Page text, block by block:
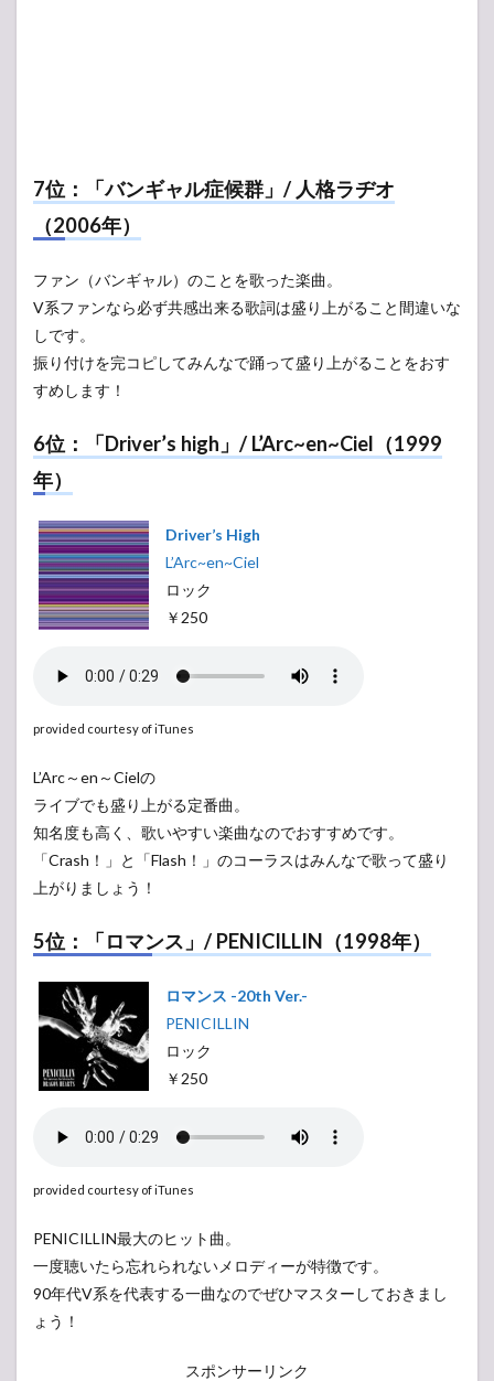
7位：「バンギャル症候群」/ 人格ラヂオ
（2006年）
ファン（バンギャル）のことを歌った楽曲。
V系ファンなら必ず共感出来る歌詞は盛り上がること間違いな
しです。
振り付けを完コピしてみんなで踊って盛り上がることをおす
すめします！
6位：「Driver’s high」/ L’Arc~en~Ciel（1999
年）
Driver’s High
L’Arc~en~Ciel
ロック
￥250
provided courtesy of iTunes
L’Arc～en～Cielの
ライブでも盛り上がる定番曲。
知名度も高く、歌いやすい楽曲なのでおすすめです。
「Crash！」と「Flash！」のコーラスはみんなで歌って盛り
上がりましょう！
5位：「ロマンス」/ PENICILLIN（1998年）
ロマンス -20th Ver.-
PENICILLIN
ロック
￥250
provided courtesy of iTunes
PENICILLIN最大のヒット曲。
一度聴いたら忘れられないメロディーが特徴です。
90年代V系を代表する一曲なのでぜひマスターしておきまし
ょう！
スポンサーリンク